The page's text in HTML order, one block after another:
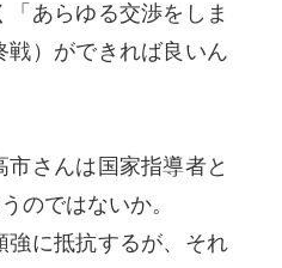
あらゆる交渉をしま
）ができれば良いん
さんは国家指導者と
のではないか。
に抵抗するが、それ